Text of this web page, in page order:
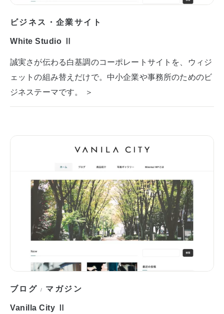
ビジネス・企業サイト
White Studio Ⅱ
誠実さが伝わる白基調のコーポレートサイトを、ウィジ
ェットの組み替えだけで。中小企業や事務所のためのビ
ジネステーマです。 ＞
ブログ / マガジン
Vanilla City Ⅱ